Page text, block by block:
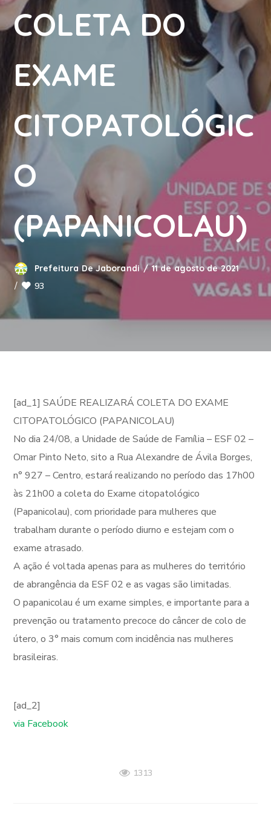
COLETA DO
EXAME
CITOPATOLÓGIC
O
(PAPANICOLAU)
Prefeitura De Jaborandi 11 de agosto de 2021
93
[ad_1] SAÚDE REALIZARÁ COLETA DO EXAME
CITOPATOLÓGICO (PAPANICOLAU)
No dia 24/08, a Unidade de Saúde de Família – ESF 02 –
Omar Pinto Neto, sito a Rua Alexandre de Ávila Borges,
n° 927 – Centro, estará realizando no período das 17h00
às 21h00 a coleta do Exame citopatológico
(Papanicolau), com prioridade para mulheres que
trabalham durante o período diurno e estejam com o
exame atrasado.
A ação é voltada apenas para as mulheres do território
de abrangência da ESF 02 e as vagas são limitadas.
O papanicolau é um exame simples, e importante para a
prevenção ou tratamento precoce do câncer de colo de
útero, o 3° mais comum com incidência nas mulheres
brasileiras.
[ad_2]
via Facebook
1313